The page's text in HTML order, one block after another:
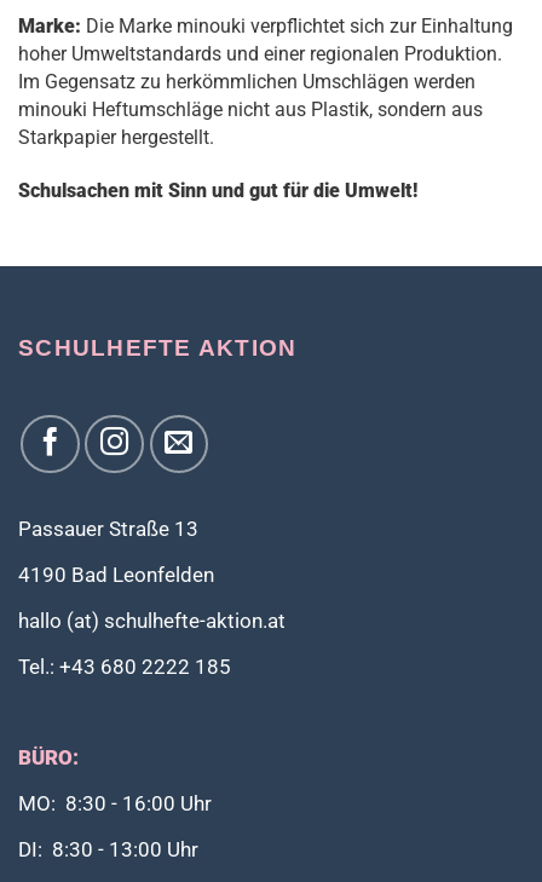
Marke: Die Marke minouki verpflichtet sich zur Einhaltung
hoher Umweltstandards und einer regionalen Produktion.
Im Gegensatz zu herkömmlichen Umschlägen werden
minouki Heftumschläge nicht aus Plastik, sondern aus
Starkpapier hergestellt.
Schulsachen mit Sinn und gut für die Umwelt!
SCHULHEFTE AKTION
Passauer Straße 13
4190 Bad Leonfelden
hallo (at) schulhefte-aktion.at
Tel.: +43 680 2222 185
BÜRO:
MO: 8:30 - 16:00 Uhr
DI: 8:30 - 13:00 Uhr